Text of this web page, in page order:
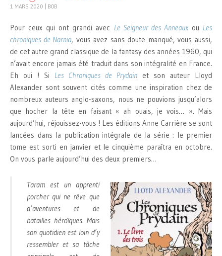
1 MARS 2020 BOB
Pour ceux qui ont grandi avec Le Seigneur des Anneauxou Les
chroniques de Narnia, vous avez sans doute manqué, vous aussi,
de cet autre grand classique de la fantasy des années 1960, qui
n’avait encore jamais été traduit dans son intégralité en France.
Eh oui ! Si Les Chroniques de Prydain et son auteur Lloyd
Alexander sont souvent cités comme une inspiration chez de
nombreux auteurs anglo-saxons, nous ne pouvions jusqu’alors
que hocher la tête en faisant « ah ouais, je vois… ». Mais
aujourd’hui, réjouissez-vous ! Les éditions Anne Carrière se sont
lancées dans la publication intégrale de la série : le premier
tome est sorti en janvier et le cinquième paraîtra en octobre.
On vous parle aujourd’hui des deux premiers…
Taram est un apprenti
porcher qui ne rêve que
d’aventures et de
batailles héroïques. Mais
son quotidien est loin d’y
ressembler et sa tâche